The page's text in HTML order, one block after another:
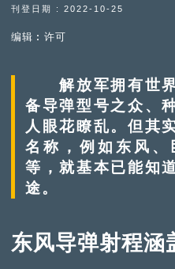
刊登日期 : 2022-10-25
编辑︰许可
解放军拥有世界
备导弹型号之众、
人眼花瞭乱。但其
名称，例如东风、
等，就基本已能知
途。
东风导弹射程涵